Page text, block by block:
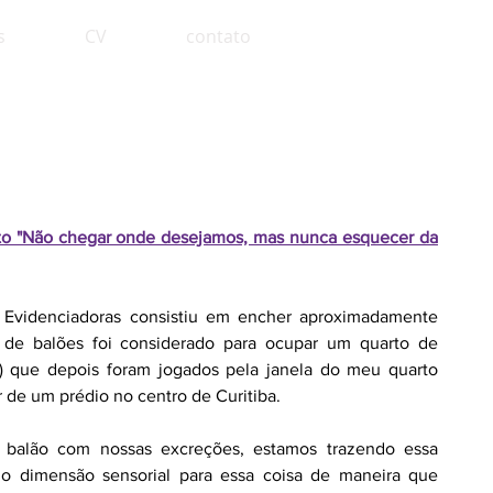
CV contato
"Não chegar onde desejamos, mas nunca esquecer da
consistiu em encher aproximadamente
balões foi considerado para ocupar um quarto de
que depois foram jogados pela janela do meu quarto
de um prédio no centro de Curitiba.
com nossas excreções, estamos trazendo essa
dimensão sensorial para essa coisa de maneira que